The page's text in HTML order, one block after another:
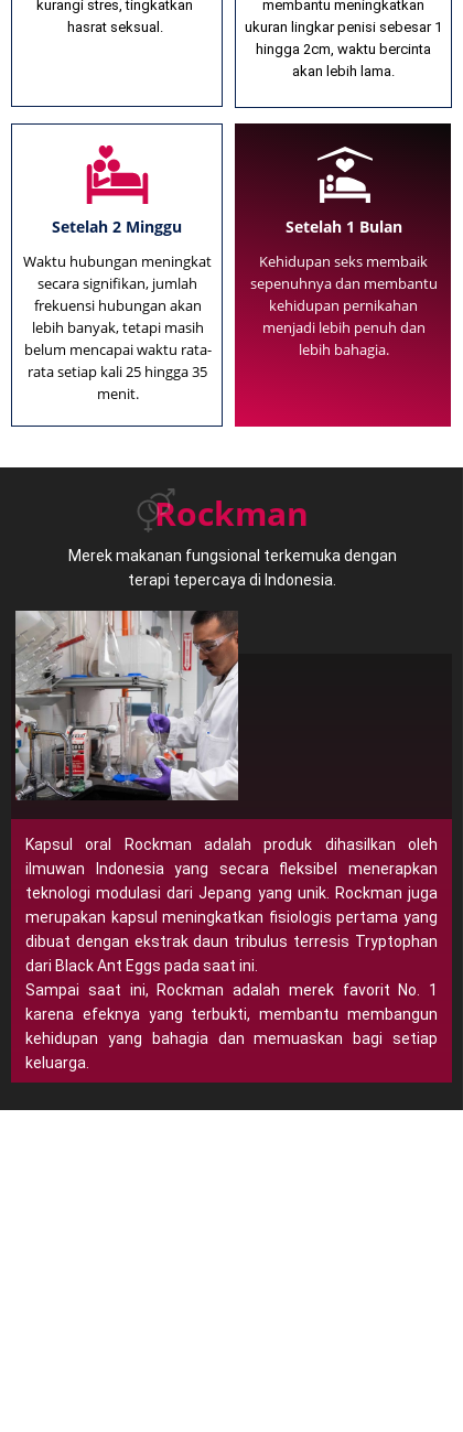
kurangi stres, tingkatkan
hasrat seksual.
membantu meningkatkan
ukuran lingkar penisi sebesar 1
hingga 2cm, waktu bercinta
akan lebih lama.
Setelah 2 Minggu
Waktu hubungan meningkat
secara signifikan, jumlah
frekuensi hubungan akan
lebih banyak, tetapi masih
belum mencapai waktu rata-
rata setiap kali 25 hingga 35
menit.
Kehidupan seks membaik
sepenuhnya dan membantu
kehidupan pernikahan
menjadi lebih penuh dan
lebih bahagia.
Setelah 1 Bulan
Merek makanan fungsional terkemuka dengan
terapi tepercaya di Indonesia.
Rockman
Kapsul oral Rockman adalah produk dihasilkan oleh
ilmuwan Indonesia yang secara fleksibel menerapkan
teknologi modulasi dari Jepang yang unik. Rockman juga
merupakan kapsul meningkatkan fisiologis pertama yang
dibuat dengan ekstrak daun tribulus terresis Tryptophan
dari Black Ant Eggs pada saat ini.
Sampai saat ini, Rockman adalah merek favorit No. 1
karena efeknya yang terbukti, membantu membangun
kehidupan yang bahagia dan memuaskan bagi setiap
keluarga.